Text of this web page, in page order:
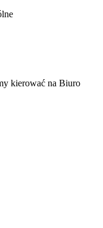
kierować na Biuro